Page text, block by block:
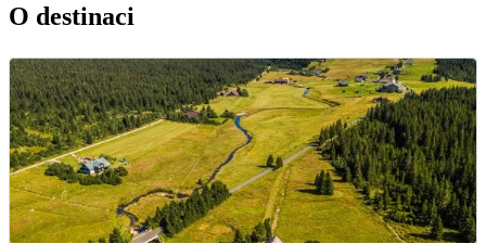
O destinaci